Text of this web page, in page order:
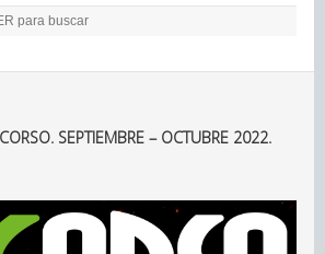
SEPTIEMBRE – OCTUBRE 2022.